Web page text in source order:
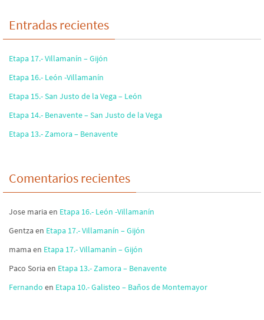
Entradas recientes
Etapa 17.- Villamanín – Gijón
Etapa 16.- León -Villamanín
Etapa 15.- San Justo de la Vega – León
Etapa 14.- Benavente – San Justo de la Vega
Etapa 13.- Zamora – Benavente
Comentarios recientes
Jose mariaen Etapa 16.- León -Villamanín
Gentzaen Etapa 17.- Villamanín – Gijón
mamaen Etapa 17.- Villamanín – Gijón
Paco Soriaen Etapa 13.- Zamora – Benavente
Fernando en Etapa 10.- Galisteo – Baños de Montemayor